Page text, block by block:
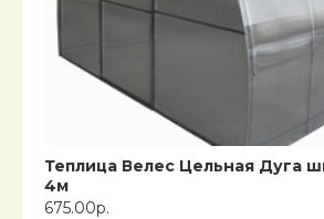
Теплица Велес Цельная Дуга
4м
675.00р.